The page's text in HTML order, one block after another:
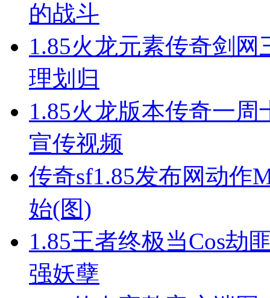
的战斗
1.85火龙元素传奇剑
理划归
1.85火龙版本传奇一
宣传视频
传奇sf1.85发布网动作
始(图)
1.85王者终极当Cos劫
强妖孽